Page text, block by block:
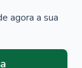
agora a sua